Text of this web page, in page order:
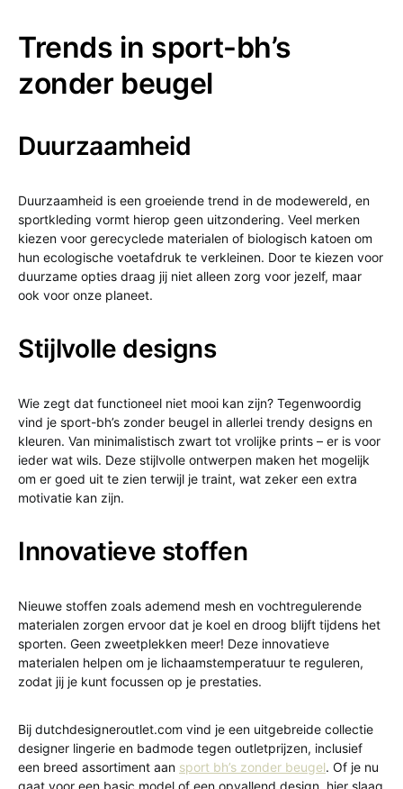
Trends in sport-bh’s
zonder beugel
Duurzaamheid
Duurzaamheid is een groeiende trend in de modewereld, en
sportkleding vormt hierop geen uitzondering. Veel merken
kiezen voor gerecyclede materialen of biologisch katoen om
hun ecologische voetafdruk te verkleinen. Door te kiezen voor
duurzame opties draag jij niet alleen zorg voor jezelf, maar
ook voor onze planeet.
Stijlvolle designs
Wie zegt dat functioneel niet mooi kan zijn? Tegenwoordig
vind je sport-bh’s zonder beugel in allerlei trendy designs en
kleuren. Van minimalistisch zwart tot vrolijke prints – er is voor
ieder wat wils. Deze stijlvolle ontwerpen maken het mogelijk
om er goed uit te zien terwijl je traint, wat zeker een extra
motivatie kan zijn.
Innovatieve stoffen
Nieuwe stoffen zoals ademend mesh en vochtregulerende
materialen zorgen ervoor dat je koel en droog blijft tijdens het
sporten. Geen zweetplekken meer! Deze innovatieve
materialen helpen om je lichaamstemperatuur te reguleren,
zodat jij je kunt focussen op je prestaties.
Bij dutchdesigneroutlet.com vind je een uitgebreide collectie
designer lingerie en badmode tegen outletprijzen, inclusief
een breed assortiment aan sport bh’s zonder beugel. Of je nu
gaat voor een basic model of een opvallend design, hier slaag